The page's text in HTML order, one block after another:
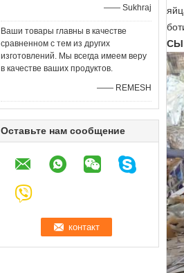
—— Sukhraj
Ваши товары главны в качестве
сравненном с тем из других
изготовлений. Мы всегда имеем веру
в качестве ваших продуктов.
—— REMESH
Оставьте нам сообщение